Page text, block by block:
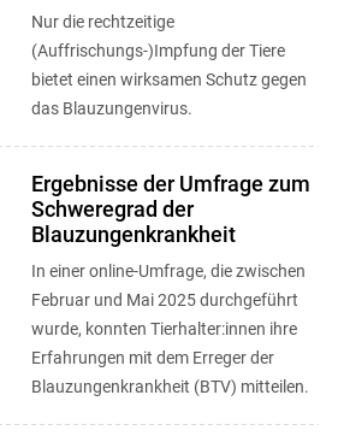
Nur die rechtzeitige
(Auffrischungs-)Impfung der Tiere
bietet einen wirksamen Schutz gegen
das Blauzungenvirus.
Ergebnisse der Umfrage zum
Schweregrad der
Blauzungenkrankheit
In einer online-Umfrage, die zwischen
Februar und Mai 2025 durchgeführt
wurde, konnten Tierhalter:innen ihre
Erfahrungen mit dem Erreger der
Blauzungenkrankheit (BTV) mitteilen.